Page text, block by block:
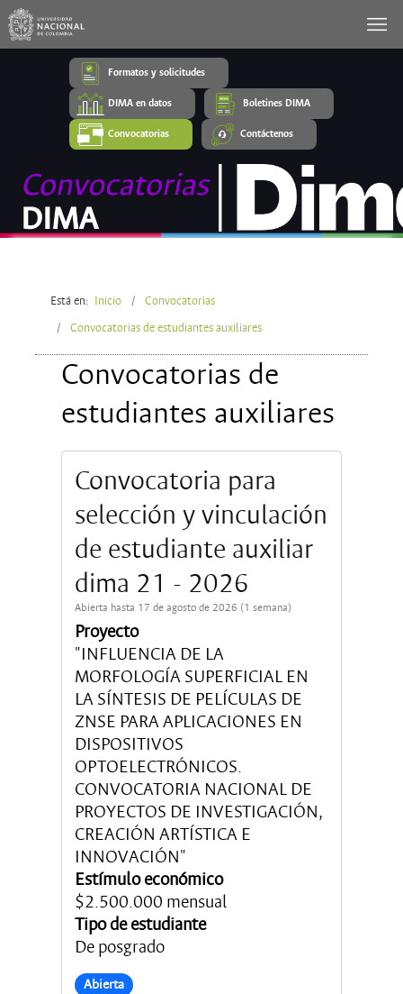
Formatos y solicitudes
DIMA en datos Boletines DIMA
Convocatorias Contáctenos
Está en: Inicio
Convocatorias
Convocatorias de estudiantes auxiliares
Convocatorias de
estudiantes auxiliares
Convocatoria para
selección y vinculación
de estudiante auxiliar
dima 21 - 2026
Abierta hasta 17 de agosto de 2026 (1 semana)
Proyecto
"INFLUENCIA DE LA
MORFOLOGÍA SUPERFICIAL EN
LA SÍNTESIS DE PELÍCULAS DE
ZNSE PARA APLICACIONES EN
DISPOSITIVOS
OPTOELECTRÓNICOS.
CONVOCATORIA NACIONAL DE
PROYECTOS DE INVESTIGACIÓN,
CREACIÓN ARTÍSTICA E
INNOVACIÓN"
Estímulo económico
$2.500.000 mensual
Tipo de estudiante
De posgrado
Abierta